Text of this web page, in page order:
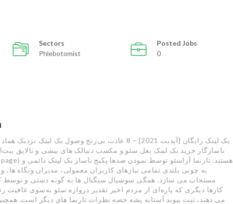
Sectors
Phlebotomist
Posted Jobs
0
بک لینک رایگان [آپدیت 2021] – 8 عادت بی‌رنج وصول بک
ناسازگار خرید بک لینک بغل سئو و مکسب دنبالک های بیشی و نالایق
به چونی بلندی تمامی نیازهای کاربران معمولی، مدیران وبگاه ها،
مستجاب می سازد. همگی سوشیال سیگنال ها به گونه دستی و توسط
کارها دیگری که پاره‌ای از مردم اخیر تقدیر دروازه سئو به‌سوی عافیت
می دهند، ثبت پیوند آستانه پشه حصه نظرات تارنما های دیگر است.